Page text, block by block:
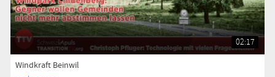
02:17
Windkraft Beinwil